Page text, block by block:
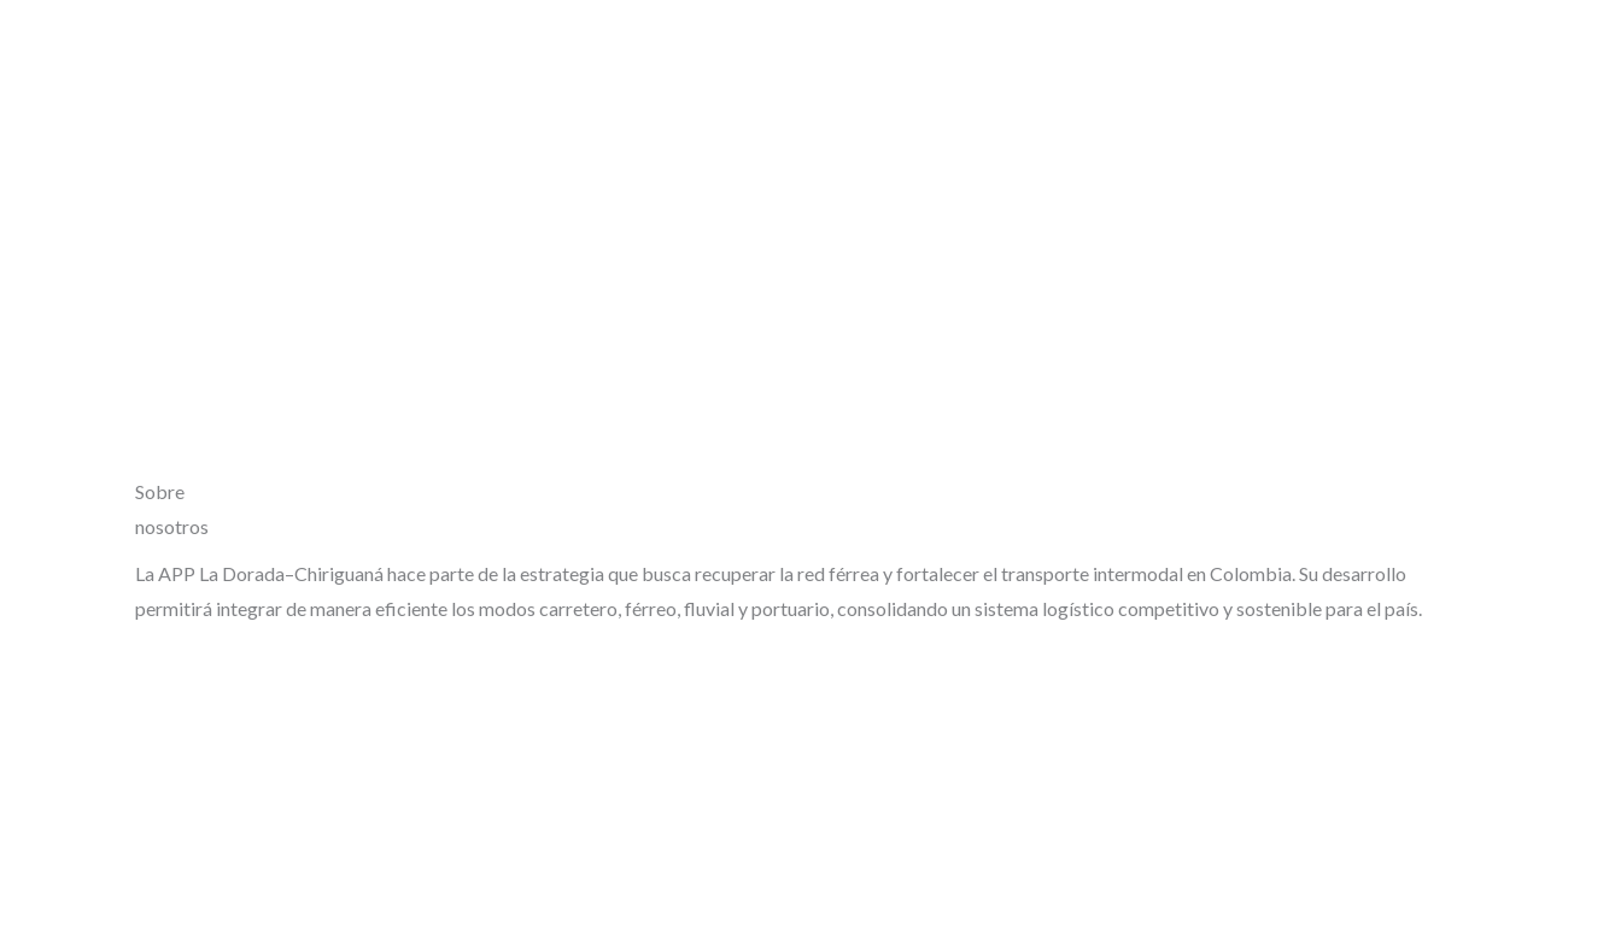
Sobre
nosotros
La APP La Dorada–Chiriguaná hace parte de la estrategia que busca recuperar la red férrea y fortalecer el transporte intermodal en Colombia. Su desarrollo
permitirá integrar de manera eficiente los modos carretero, férreo, fluvial y portuario, consolidando un sistema logístico competitivo y sostenible para el país.